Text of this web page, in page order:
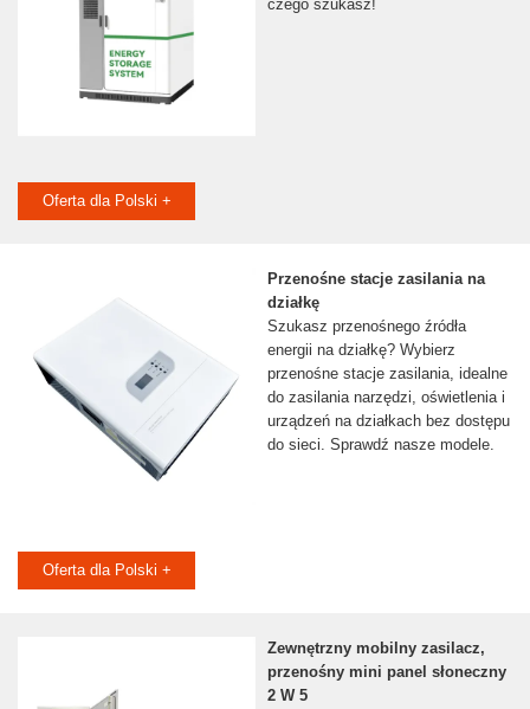
czego szukasz!
Oferta dla Polski +
Przenośne stacje zasilania na
działkę
Szukasz przenośnego źródła
energii na działkę? Wybierz
przenośne stacje zasilania, idealne
do zasilania narzędzi, oświetlenia i
urządzeń na działkach bez dostępu
do sieci. Sprawdź nasze modele.
Oferta dla Polski +
Zewnętrzny mobilny zasilacz,
przenośny mini panel słoneczny
2 W 5